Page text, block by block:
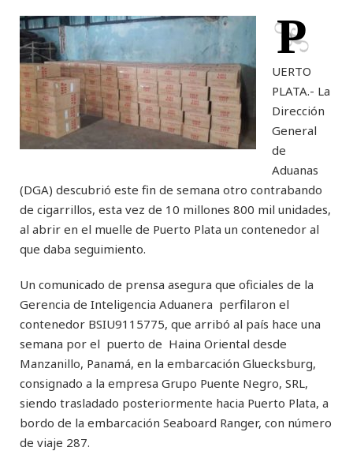
P
UERTO
PLATA.- La
Dirección
General
de
Aduanas
(DGA) descubrió este fin de semana otro contrabando
de cigarrillos, esta vez de 10 millones 800 mil unidades,
al abrir en el muelle de Puerto Plata un contenedor al
que daba seguimiento.
Un comunicado de prensa asegura que oficiales de la
Gerencia de Inteligencia Aduanera perfilaron el
contenedor BSIU9115775, que arribó al país hace una
semana por el puerto de Haina Oriental desde
Manzanillo, Panamá, en la embarcación Gluecksburg,
consignado a la empresa Grupo Puente Negro, SRL,
siendo trasladado posteriormente hacia Puerto Plata, a
bordo de la embarcación Seaboard Ranger, con número
de viaje 287.